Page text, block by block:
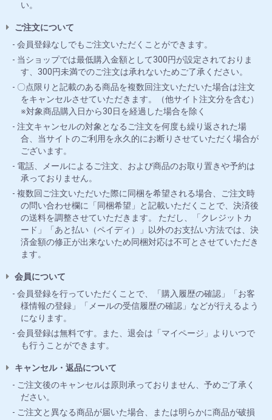
い。
ご注文について
会員登録なしでもご注文いただくことができます。
当ショップでは最低購入金額として300円が設定されておりま
す、300円未満でのご注文は承れないためご了承ください。
〇点限りと記載のある商品を複数回注文いただいた場合は注文
をキャンセルさせていただきます。（他サイト注文分を含む）
※対象商品購入日から30日を経過した場合を除く
注文キャンセルの対象となるご注文を何度も繰り返された場
合、当サイトのご利用を永久的にお断りさせていただく場合が
ございます。
電話、メールによるご注文、および商品のお取り置きや予約は
承っておりません。
複数回ご注文いただいた際に同梱を希望される場合、ご注文時
の問い合わせ欄に「同梱希望」と記載いただくことで、決済後
の送料を調整させていただきます。 ただし、「クレジットカ
ード」「あと払い（ペイディ）」以外のお支払い方法では、決
済金額の修正が出来ないため同梱対応は不可とさせていただき
ます。
会員について
会員登録を行っていただくことで、「購入履歴の確認」「お客
様情報の登録」「メールの受信履歴の確認」などが行えるよう
になります。
会員登録は無料です。また、退会は「マイページ」よりいつで
も行うことができます。
キャンセル・返品について
ご注文後のキャンセルは原則承っておりません、予めご了承く
ださい。
ご注文と異なる商品が届いた場合、または明らかに商品が破損